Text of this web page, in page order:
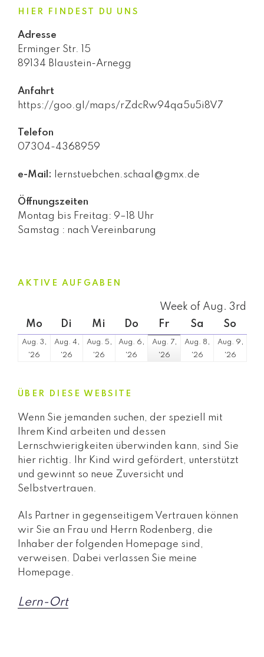
HIER FINDEST DU UNS
Adresse
Erminger Str. 15
89134 Blaustein-Arnegg
Anfahrt
https://goo.gl/maps/rZdcRw94qa5u5i8V7
Telefon
07304-4368959
e-Mail: lernstuebchen.schaal@gmx.de
Öffnungszeiten
Montag bis Freitag: 9–18 Uhr
Samstag : nach Vereinbarung
AKTIVE AUFGABEN
Week of Aug. 3rd
MoMontag
Di Dienstag
Mi Mittwoch
DoDonnerstag
FrFreitag
Sa Samstag
So
Aug. 3,
'26
Aug. 4,
'26
Aug. 5,
'26
Aug. 6,
'26
Aug. 7,
'267.
Aug. 8,
'268.
Aug. 9,
'269.
ÜBER DIESE WEBSITE
Wenn Sie jemanden suchen, der speziell mit
Ihrem Kind arbeiten und dessen
Lernschwierigkeiten überwinden kann, sind Sie
hier richtig. Ihr Kind wird gefördert, unterstützt
und gewinnt so neue Zuversicht und
Selbstvertrauen.
Als Partner in gegenseitigem Vertrauen können
wir Sie an Frau und Herrn Rodenberg, die
Inhaber der folgenden Homepage sind,
verweisen. Dabei verlassen Sie meine
Homepage.
Lern-Ort